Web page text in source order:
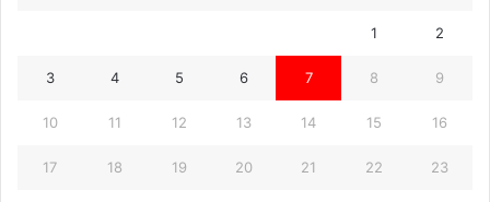
1 2
3 4 5 6 7 8 9
10 11 12 13 14 15 16
17 18 19 20 21 22 23